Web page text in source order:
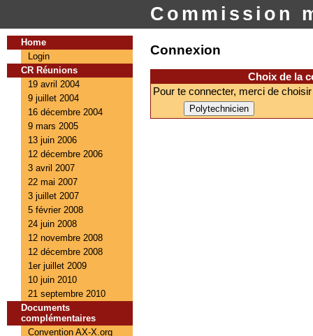
Commission
Home
Login
CR Réunions
19 avril 2004
9 juillet 2004
16 décembre 2004
9 mars 2005
13 juin 2006
12 décembre 2006
3 avril 2007
22 mai 2007
3 juillet 2007
5 février 2008
24 juin 2008
12 novembre 2008
12 décembre 2008
1er juillet 2009
10 juin 2010
21 septembre 2010
Documents
complémentaires
Convention AX-X.org
Connexion
Choix de la
Pour te connecter, merci de